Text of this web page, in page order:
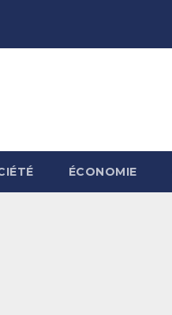
ÉCONOMIE